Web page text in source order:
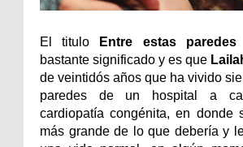
El titulo Entre estas paredes
bastante significado y es que
de veintidós años que ha vivido
paredes de un hospital a
cardiopatía congénita, en donde
más grande de lo que debería y